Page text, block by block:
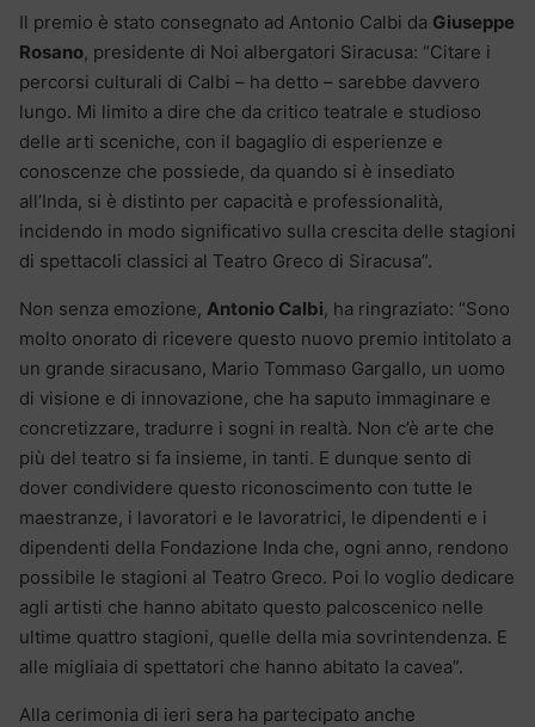
Il premio è stato consegnato ad Antonio Calbi da Giuseppe
Rosano, presidente di Noi albergatori Siracusa: “Citare i
percorsi culturali di Calbi – ha detto – sarebbe davvero
lungo. Mi limito a dire che da critico teatrale e studioso
delle arti sceniche, con il bagaglio di esperienze e
conoscenze che possiede, da quando si è insediato
all’Inda, si è distinto per capacità e professionalità,
incidendo in modo significativo sulla crescita delle stagioni
di spettacoli classici al Teatro Greco di Siracusa”.
Non senza emozione, Antonio Calbi, ha ringraziato: “Sono
molto onorato di ricevere questo nuovo premio intitolato a
un grande siracusano, Mario Tommaso Gargallo, un uomo
di visione e di innovazione, che ha saputo immaginare e
concretizzare, tradurre i sogni in realtà. Non c’è arte che
più del teatro si fa insieme, in tanti. E dunque sento di
dover condividere questo riconoscimento con tutte le
maestranze, i lavoratori e le lavoratrici, le dipendenti e i
dipendenti della Fondazione Inda che, ogni anno, rendono
possibile le stagioni al Teatro Greco. Poi lo voglio dedicare
agli artisti che hanno abitato questo palcoscenico nelle
ultime quattro stagioni, quelle della mia sovrintendenza. E
alle migliaia di spettatori che hanno abitato la cavea”.
Alla cerimonia di ieri sera ha partecipato anche